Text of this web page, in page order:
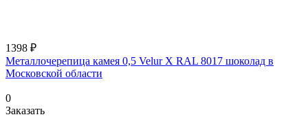
1398 ₽
Металлочерепица камея 0,5 Velur X RAL 8017 шоколад в
Московской области
0
Заказать